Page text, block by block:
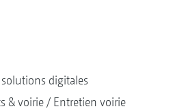
digitales
& voirie
Entretien voirie